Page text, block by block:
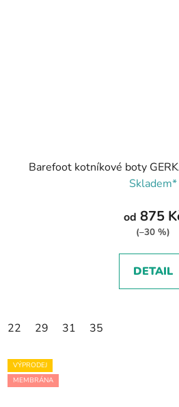
Barefoot kotníkové boty
Skladem*
od 875
(–30 %)
DETAIL
22 29 31 35
VÝPRODEJ
MEMBRÁNA